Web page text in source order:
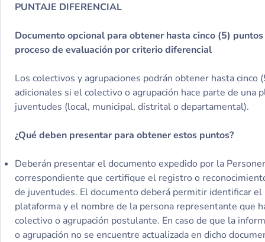
PUNTAJE DIFERENCIAL
Documento opcional para obtener hasta cinco (5)
proceso de evaluación por criterio diferencial
Los colectivos y agrupaciones podrán obtener hasta cinco
adicionales si el colectivo o agrupación hace parte de una
juventudes (local, municipal, distrital o departamental).
¿Qué deben presentar para obtener estos puntos?
Deberán presentar el documento expedido por la
correspondiente que certifique el registro o
de juventudes. El documento deberá permitir identificar el
plataforma y el nombre de la persona representante que
colectivo o agrupación postulante. En caso de que la
o agrupación no se encuentre actualizada en dicho